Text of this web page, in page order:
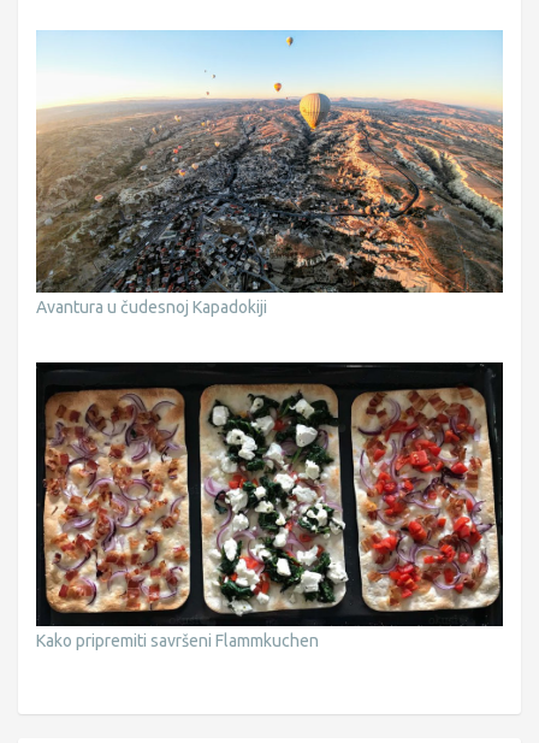
Avantura u čudesnoj Kapadokiji
Kako pripremiti savršeni Flammkuchen